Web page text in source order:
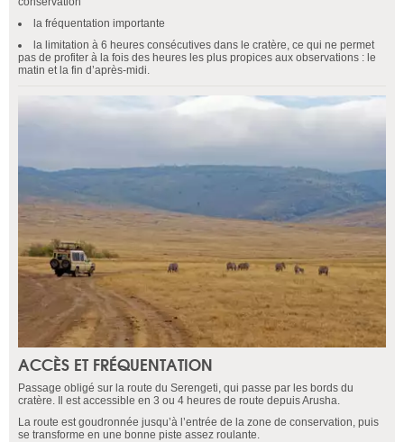
la fréquentation importante
la limitation à 6 heures consécutives dans le cratère, ce qui ne permet
pas de profiter à la fois des heures les plus propices aux observations : le
matin et la fin d’après-midi.
ACCÈS ET FRÉQUENTATION
Passage obligé sur la route du Serengeti, qui passe par les bords du
cratère. Il est accessible en 3 ou 4 heures de route depuis Arusha.
La route est goudronnée jusqu’à l’entrée de la zone de conservation, puis
se transforme en une bonne piste assez roulante.